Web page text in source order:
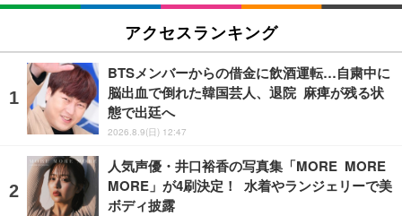
アクセスランキング
BTSメンバーからの借金に飲酒運転…自粛中に
脳出血で倒れた韓国芸人、退院 麻痺が残る状
態で出廷へ
2026.8.9(日) 12:47
人気声優・井口裕香の写真集「MORE MORE
MORE」が4刷決定！ 水着やランジェリーで美
ボディ披露